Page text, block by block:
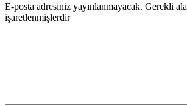
E-posta adresiniz yayınlanmayacak. Gerekli
işaretlenmişlerdir